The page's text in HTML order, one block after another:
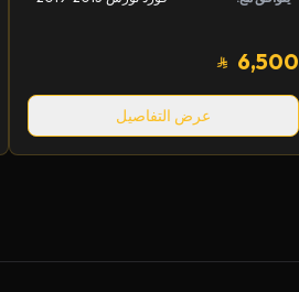
6,500
عرض التفاصيل